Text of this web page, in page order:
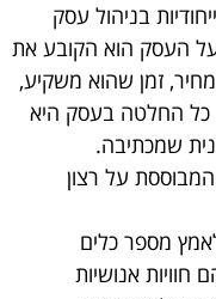
בניהול עסק
העסק הוא הקובע את
זמן שהוא משקיע,
כל החלטה בעסק היא
שמכתיבה.
על רצון
מספר כלים
אנושיות